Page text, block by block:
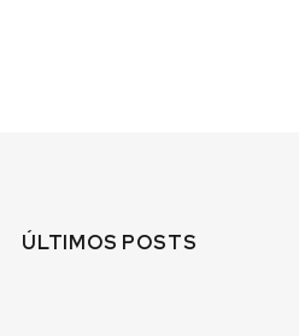
ÚLTIMOS POSTS